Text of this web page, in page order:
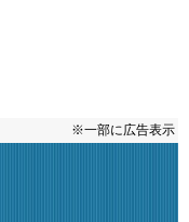
※一部に広告表示